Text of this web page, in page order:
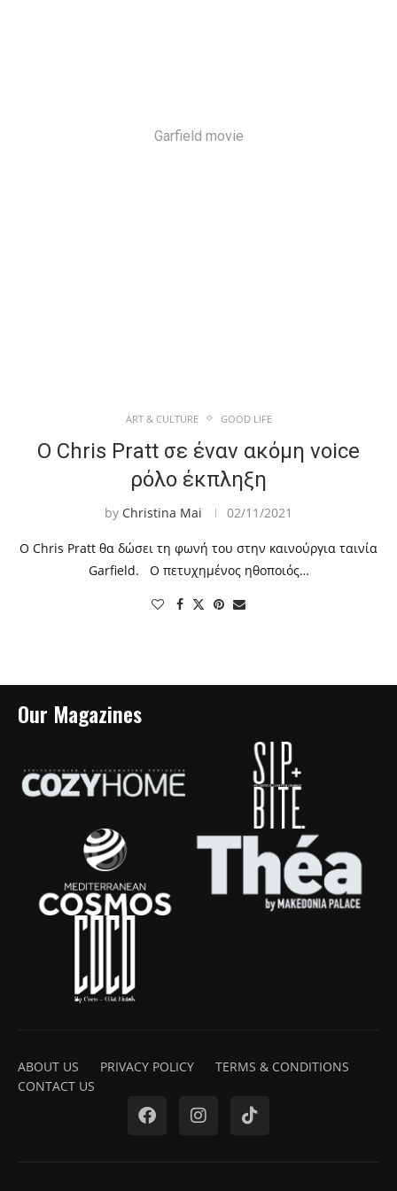
Garfield movie
ART & CULTURE GOOD LIFE
Ο Chris Pratt σε έναν ακόμη voice
ρόλο έκπληξη
by Christina Mai 02/11/2021
Ο Chris Pratt θα δώσει τη φωνή του στην καινούργια ταινία
Garfield. Ο πετυχημένος ηθοποιός…
Our Magazines
ABOUT US PRIVACY POLICY
TERMS & CONDITIONS
CONTACT US